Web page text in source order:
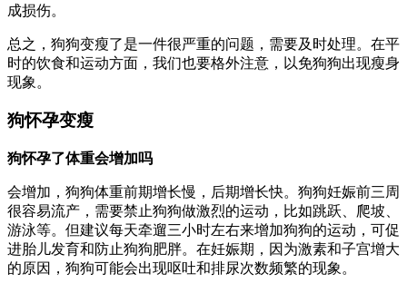
成损伤。
总之，狗狗变瘦了是一件很严重的问题，需要及时处理。在平
时的饮食和运动方面，我们也要格外注意，以免狗狗出现瘦身
现象。
狗怀孕变瘦
狗怀孕了体重会增加吗
会增加，狗狗体重前期增长慢，后期增长快。狗狗妊娠前三周
很容易流产，需要禁止狗狗做激烈的运动，比如跳跃、爬坡、
游泳等。但建议每天牵遛三小时左右来增加狗狗的运动，可促
进胎儿发育和防止狗狗肥胖。在妊娠期，因为激素和子宫增大
的原因，狗狗可能会出现呕吐和排尿次数频繁的现象。